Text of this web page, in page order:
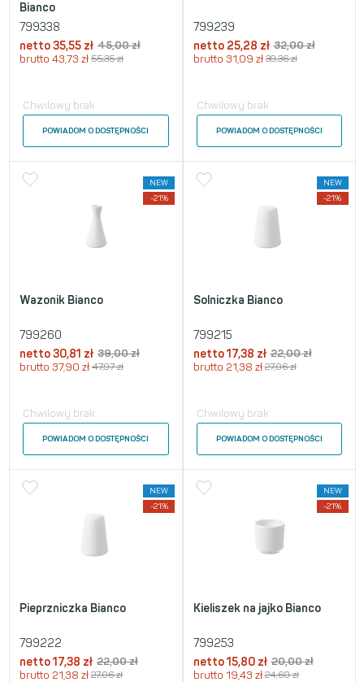
Bianco
799338
netto35,55 zł 45,00zł
brutto 43,73 zł 55,35zł
Chwilowy brak
POWIADOM O DOSTĘPNOŚCI
799239
netto 25,28 zł 32,00zł
brutto 31,09 zł 39,36zł
Chwilowy brak
POWIADOM O DOSTĘPNOŚCI
NEW
-21%
Wazonik Bianco
799260
netto30,81 zł 39,00zł
brutto 37,90 zł 47,97zł
Chwilowy brak
POWIADOM O DOSTĘPNOŚCI
NEW
-21%
Solniczka Bianco
799215
netto 17,38 zł 22,00zł
brutto 21,38 zł 27,06zł
Chwilowy brak
POWIADOM O DOSTĘPNOŚCI
NEW
-21%
Pieprzniczka Bianco
799222
netto17,38 zł 22,00zł
brutto 21,38 zł 27,06zł
NEW
-21%
Kieliszek na jajko Bianco
799253
netto 15,80 zł 20,00zł
brutto 19,43 zł 24,60zł